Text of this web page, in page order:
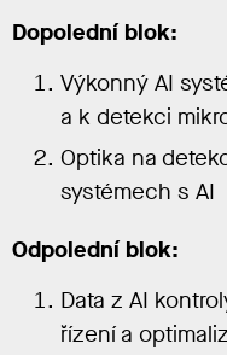
Dopolední blok:
Výkonný AI
a k detekci
Optika na
systémech s AI
Odpolední blok:
Data z AI
řízení a